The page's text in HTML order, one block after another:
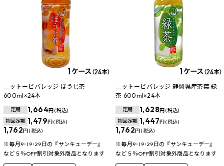
ニットービバレッジ ほうじ茶
600ml×24本
定期 1,664円 (税込)
初回定期 1,479円 (税込)
1,762円 (税込)
※毎月9･19･29日の『サンキューデー』
など５％OFF割引対象外商品となります
ニットービバレッジ 静岡県産茶葉 緑
茶 600ml×24本
定期 1,628円 (税込)
初回定期 1,447円 (税込)
1,762円 (税込)
※毎月9･19･29日の『サンキューデー』
など５％OFF割引対象外商品となります